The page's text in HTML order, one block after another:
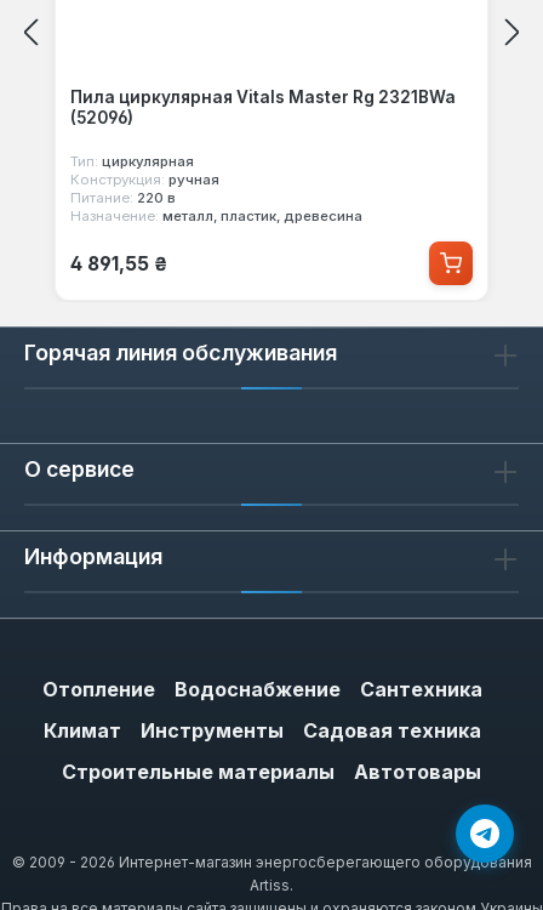
Пила циркулярная Vitals Master Rg 2321BWa
(52096)
Тип: циркулярная
Конструкция: ручная
Питание: 220 в
Назначение: металл, пластик, древесина
Обычная цена:
4 891,55 ₴
Горячая линия обслуживания
О сервисе
Информация
Отопление Водоснабжение
Сантехника
Климат
Инструменты
Садовая техника
Строительные материалы
Автотовары
© 2009 - 2026 Интернет-магазин энергосберегающего оборудования
Artiss.